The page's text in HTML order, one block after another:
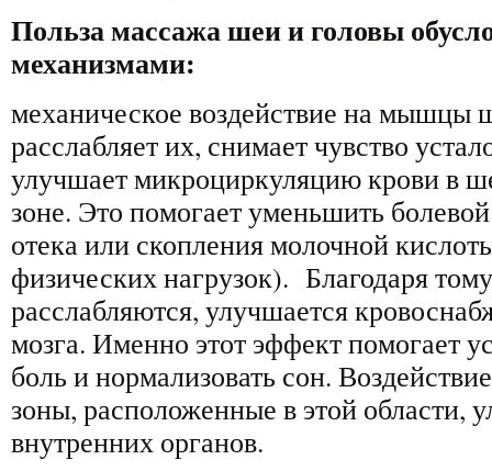
Польза массажа шеи и головы
механизмами:
механическое воздействие на мышцы
расслабляет их, снимает чувство
улучшает микроциркуляцию крови в
зоне. Это помогает уменьшить
отека или скопления молочной
физических нагрузок). Благодаря
расслабляются, улучшается
мозга. Именно этот эффект помогает
боль и нормализовать сон.
зоны, расположенные в этой области,
внутренних органов.